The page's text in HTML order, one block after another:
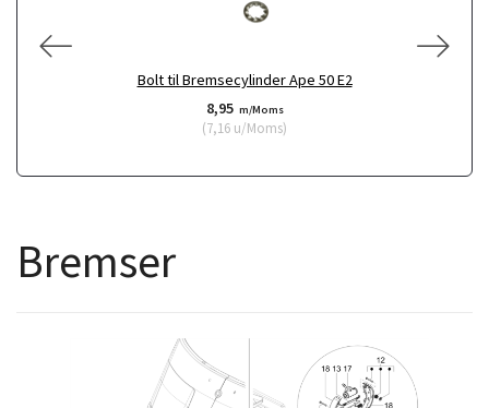
Bolt til Bremsecylinder Ape 50 E2
8,95 m/Moms
(7,16 u/Moms)
Bremser